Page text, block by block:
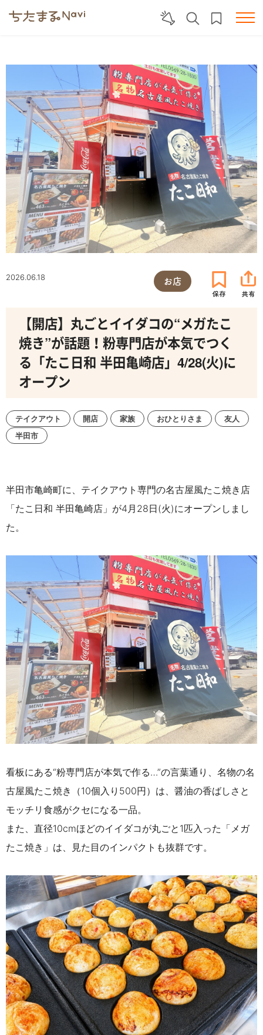
2026.06.18 お店
【開店】丸ごとイイダコの“メガたこ
焼き”が話題！粉専門店が本気でつく
る「たこ日和 半田亀崎店」4/28(火)に
オープン
テイクアウト 開店 家族 おひとりさま
友人
半田市
半田市亀崎町に、テイクアウト専門の名古屋風たこ焼き店
「たこ日和 半田亀崎店」が4月28日(火)にオープンしまし
た。
看板にある“粉専門店が本気で作る…”の言葉通り、名物の名
古屋風たこ焼き（10個入り500円）は、醤油の香ばしさと
モッチリ食感がクセになる一品。
また、直径10cmほどのイイダコが丸ごと1匹入った「メガ
たこ焼き」は、見た目のインパクトも抜群です。